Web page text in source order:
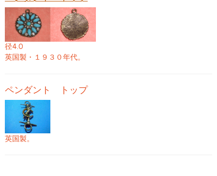
径4.0
英国製・１９３０年代。
ペンダント トップ
英国製。